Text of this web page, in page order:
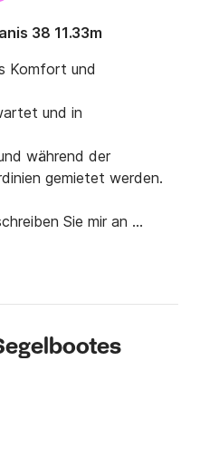
38 11.33m
Komfort und
und in
während der
gemietet werden.
Sie mir an